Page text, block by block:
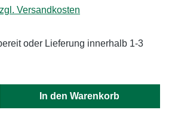
Versandkosten
oder Lieferung innerhalb 1-3
Gib den gewünschten
In den Warenkorb